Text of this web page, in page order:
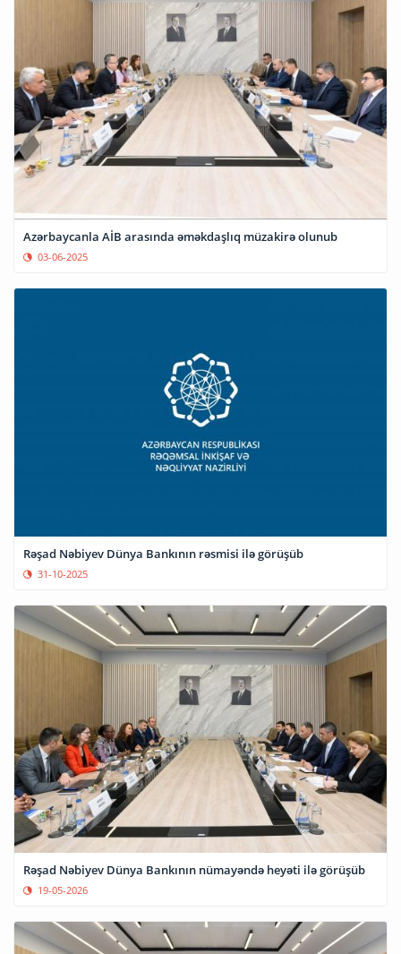
Azərbaycanla AİB arasında əməkdaşlıq müzakirə olunub
03-06-2025
Rəşad Nəbiyev Dünya Bankının rəsmisi ilə görüşüb
31-10-2025
Rəşad Nəbiyev Dünya Bankının nümayəndə heyəti ilə görüşüb
19-05-2026